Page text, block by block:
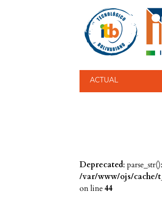
ACTUAL
Deprecated:
/var/www/ojs/cache/
on line44